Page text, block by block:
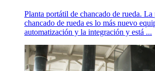
Planta portátil de chancado de rueda.
chancado de rueda es lo más nuevo
automatización y la integración y está ...